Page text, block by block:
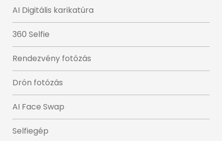
AI Digitális karikatúra
360 Selfie
Rendezvény fotózás
Drón fotózás
AI Face Swap
Selfiegép